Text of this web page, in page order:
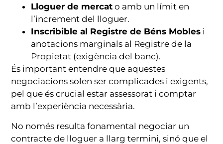
Lloguer de mercat o amb un límit en
l’increment del lloguer.
Inscribible al Registre de Béns Mobles i
anotacions marginals al Registre de la
Propietat (exigència del banc).
És important entendre que aquestes
negociacions solen ser complicades i exigents,
pel que és crucial estar assessorat i comptar
amb l’experiència necessària.
No només resulta fonamental negociar un
contracte de lloguer a llarg termini, sinó que el